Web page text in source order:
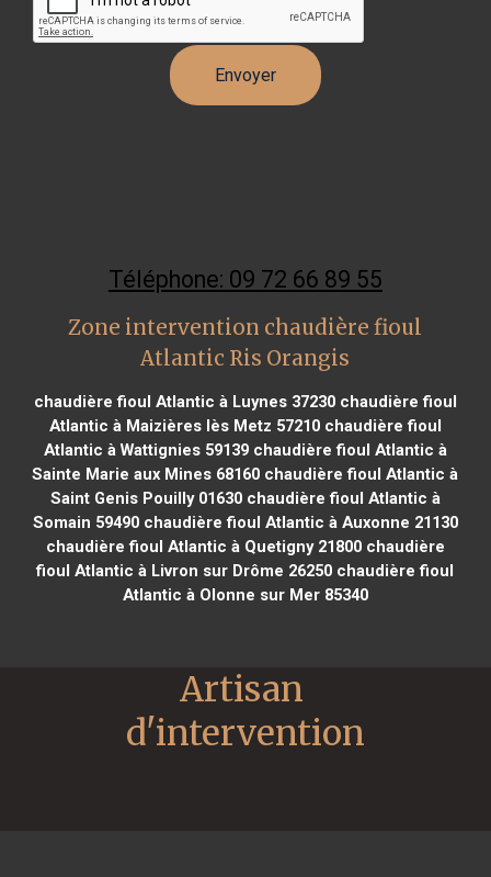
Téléphone: 09 72 66 89 55
Zone intervention chaudière fioul
Atlantic Ris Orangis
chaudière fioul Atlantic à Luynes 37230chaudière fioul
Atlantic à Maizières lès Metz 57210chaudière fioul
Atlantic à Wattignies 59139chaudière fioul Atlantic à
Sainte Marie aux Mines 68160 chaudière fioul Atlantic à
Saint Genis Pouilly 01630chaudière fioul Atlantic à
Somain 59490chaudière fioul Atlantic à Auxonne 21130
chaudière fioul Atlantic à Quetigny 21800chaudière
fioul Atlantic à Livron sur Drôme 26250 chaudière fioul
Atlantic à Olonne sur Mer 85340
Artisan
d'intervention